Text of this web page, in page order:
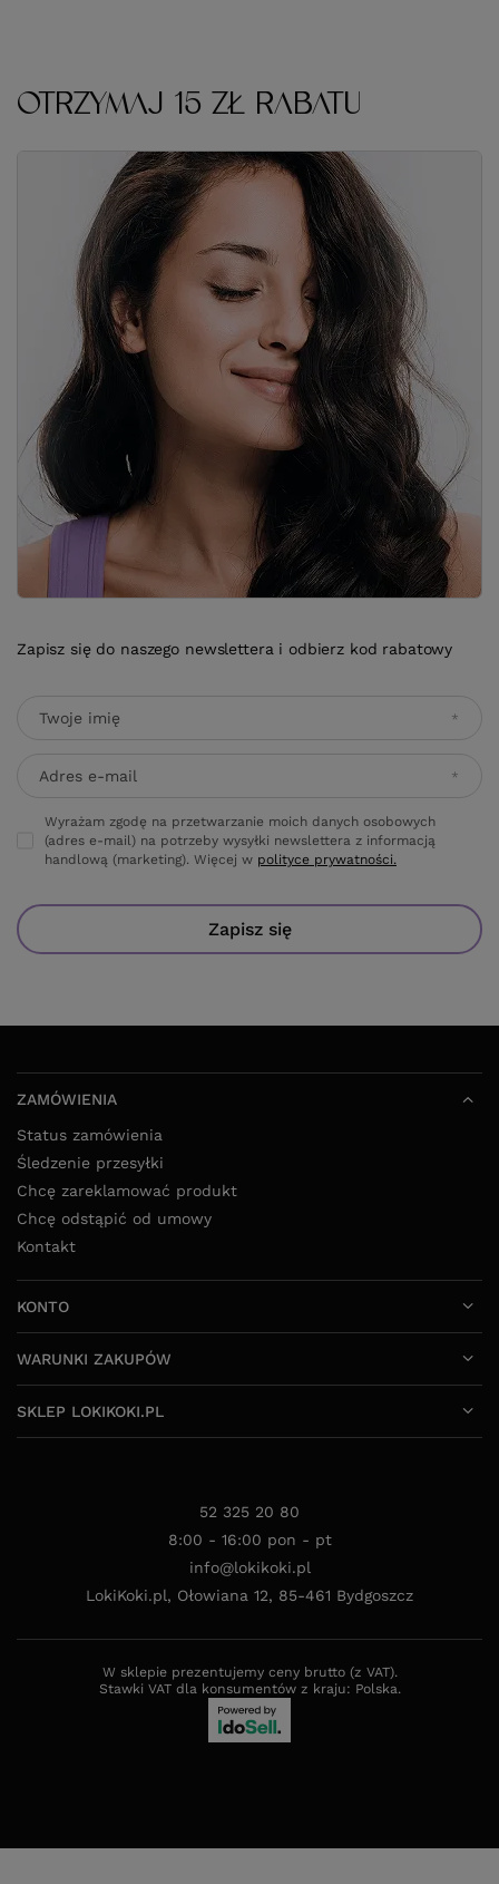
OTRZYMAJ 15 ZŁ RABATU
Zapisz się do naszego newslettera i odbierz kod rabatowy
Twoje imię
Adres e-mail
Wyrażam zgodę na przetwarzanie moich danych osobowych
(adres e-mail) na potrzeby wysyłki newslettera z informacją
handlową (marketing). Więcej w polityce prywatności.
Zapisz się
ZAMÓWIENIA
Status zamówienia
Śledzenie przesyłki
Chcę zareklamować produkt
Chcę odstąpić od umowy
Kontakt
KONTO
WARUNKI ZAKUPÓW
SKLEP LOKIKOKI.PL
52 325 20 80
8:00 - 16:00 pon - pt
info@lokikoki.pl
LokiKoki.pl, Ołowiana 12, 85-461 Bydgoszcz
W sklepie prezentujemy ceny brutto (z VAT).
Stawki VAT dla konsumentów z kraju: Polska.